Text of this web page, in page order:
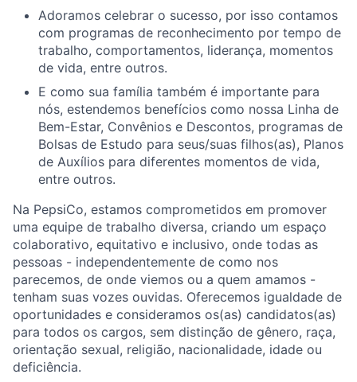
Adoramos celebrar o sucesso, por isso contamos
com programas de reconhecimento por tempo de
trabalho, comportamentos, liderança, momentos
de vida, entre outros.
E como sua família também é importante para
nós, estendemos benefícios como nossa Linha de
Bem-Estar, Convênios e Descontos, programas de
Bolsas de Estudo para seus/suas filhos(as), Planos
de Auxílios para diferentes momentos de vida,
entre outros.
Na PepsiCo, estamos comprometidos em promover
uma equipe de trabalho diversa, criando um espaço
colaborativo, equitativo e inclusivo, onde todas as
pessoas - independentemente de como nos
parecemos, de onde viemos ou a quem amamos -
tenham suas vozes ouvidas. Oferecemos igualdade de
oportunidades e consideramos os(as) candidatos(as)
para todos os cargos, sem distinção de gênero, raça,
orientação sexual, religião, nacionalidade, idade ou
deficiência.